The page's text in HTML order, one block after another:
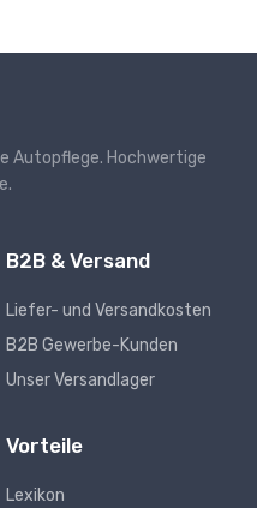
Autopflege. Hochwertige
B2B & Versand
Liefer- und Versandkosten
B2B Gewerbe-Kunden
Unser Versandlager
Vorteile
Lexikon